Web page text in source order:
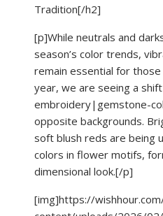
Tradition[/h2]
[p]While neutrals and
season’s color trends,
remain essential for
year, we are seeing a
embroidery|gemstone-
opposite backgrounds.
soft blush reds are being
colors in flower motifs,
dimensional look.[/p]
[img]https://